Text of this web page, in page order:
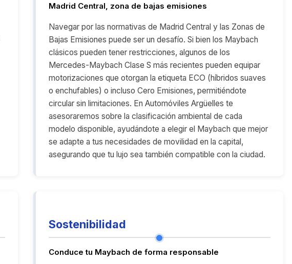
Madrid Central, zona de bajas emisiones
Navegar por las normativas de Madrid Central y las Zonas de
Bajas Emisiones puede ser un desafío. Si bien los Maybach
clásicos pueden tener restricciones, algunos de los
Mercedes-Maybach Clase S más recientes pueden equipar
motorizaciones que otorgan la etiqueta ECO (híbridos suaves
o enchufables) o incluso Cero Emisiones, permitiéndote
circular sin limitaciones. En Automóviles Argüelles te
asesoraremos sobre la clasificación ambiental de cada
modelo disponible, ayudándote a elegir el Maybach que mejor
se adapte a tus necesidades de movilidad en la capital,
asegurando que tu lujo sea también compatible con la ciudad.
Sostenibilidad
Conduce tu Maybach de forma responsable